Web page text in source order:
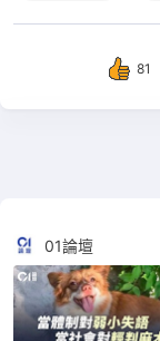
81
01論壇